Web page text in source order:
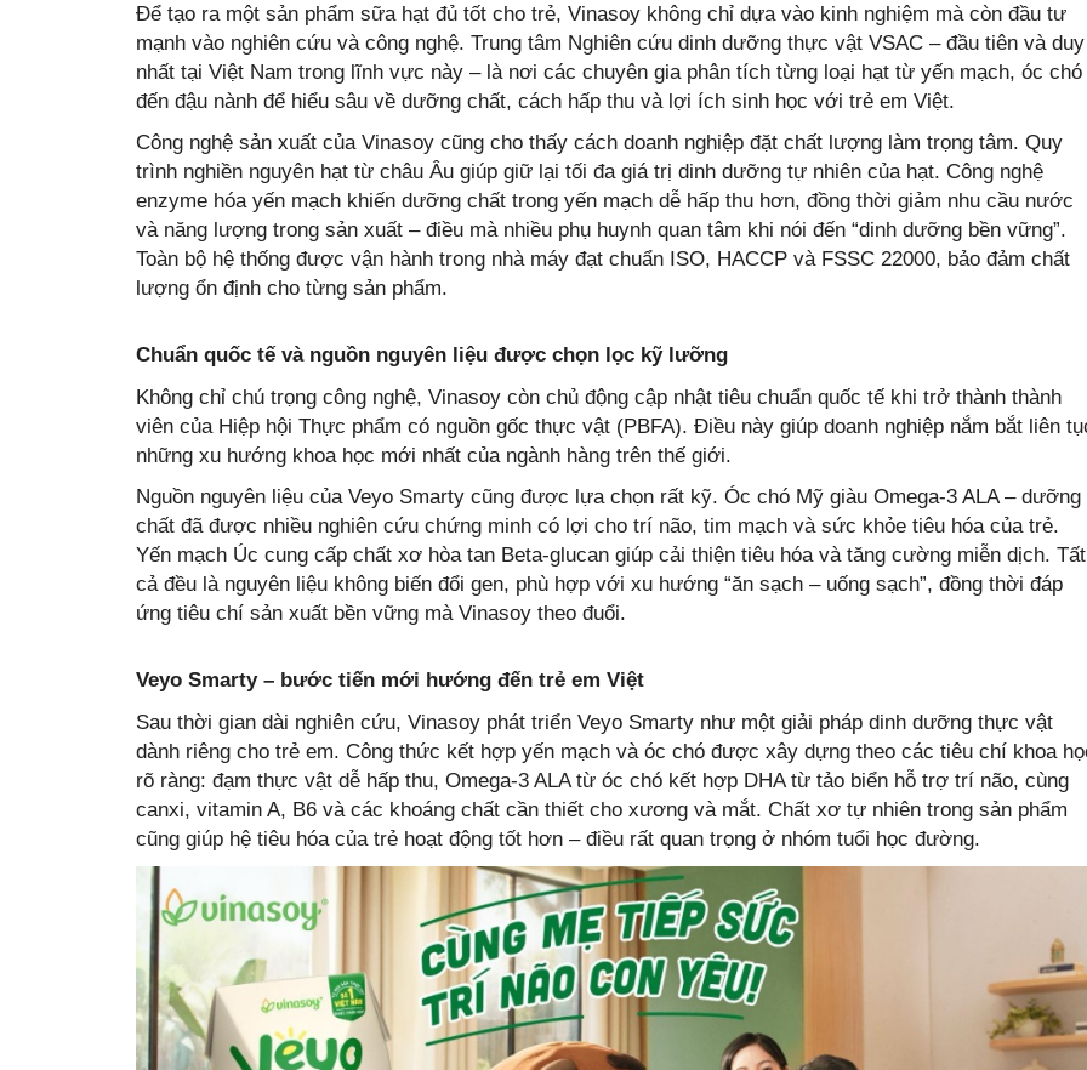
Để tạo ra một sản phẩm sữa hạt đủ tốt cho trẻ, Vinasoy không chỉ dựa vào kinh nghiệm mà còn đầu tư
mạnh vào nghiên cứu và công nghệ. Trung tâm Nghiên cứu dinh dưỡng thực vật VSAC – đầu tiên và duy
nhất tại Việt Nam trong lĩnh vực này – là nơi các chuyên gia phân tích từng loại hạt từ yến mạch, óc chó
đến đậu nành để hiểu sâu về dưỡng chất, cách hấp thu và lợi ích sinh học với trẻ em Việt.
Công nghệ sản xuất của Vinasoy cũng cho thấy cách doanh nghiệp đặt chất lượng làm trọng tâm. Quy
trình nghiền nguyên hạt từ châu Âu giúp giữ lại tối đa giá trị dinh dưỡng tự nhiên của hạt. Công nghệ
enzyme hóa yến mạch khiến dưỡng chất trong yến mạch dễ hấp thu hơn, đồng thời giảm nhu cầu nước
và năng lượng trong sản xuất – điều mà nhiều phụ huynh quan tâm khi nói đến “dinh dưỡng bền vững”.
Toàn bộ hệ thống được vận hành trong nhà máy đạt chuẩn ISO, HACCP và FSSC 22000, bảo đảm chất
lượng ổn định cho từng sản phẩm.
Chuẩn quốc tế và nguồn nguyên liệu được chọn lọc kỹ lưỡng
Không chỉ chú trọng công nghệ, Vinasoy còn chủ động cập nhật tiêu chuẩn quốc tế khi trở thành thành
viên của Hiệp hội Thực phẩm có nguồn gốc thực vật (PBFA). Điều này giúp doanh nghiệp nắm bắt liên
những xu hướng khoa học mới nhất của ngành hàng trên thế giới.
Nguồn nguyên liệu của Veyo Smarty cũng được lựa chọn rất kỹ. Óc chó Mỹ giàu Omega-3 ALA – dưỡng
chất đã được nhiều nghiên cứu chứng minh có lợi cho trí não, tim mạch và sức khỏe tiêu hóa của trẻ.
Yến mạch Úc cung cấp chất xơ hòa tan Beta-glucan giúp cải thiện tiêu hóa và tăng cường miễn dịch. Tất
cả đều là nguyên liệu không biến đổi gen, phù hợp với xu hướng “ăn sạch – uống sạch”, đồng thời đáp
ứng tiêu chí sản xuất bền vững mà Vinasoy theo đuổi.
Veyo Smarty – bước tiến mới hướng đến trẻ em Việt
Sau thời gian dài nghiên cứu, Vinasoy phát triển Veyo Smarty như một giải pháp dinh dưỡng thực vật
dành riêng cho trẻ em. Công thức kết hợp yến mạch và óc chó được xây dựng theo các tiêu chí khoa
rõ ràng: đạm thực vật dễ hấp thu, Omega-3 ALA từ óc chó kết hợp DHA từ tảo biển hỗ trợ trí não, cùng
canxi, vitamin A, B6 và các khoáng chất cần thiết cho xương và mắt. Chất xơ tự nhiên trong sản phẩm
cũng giúp hệ tiêu hóa của trẻ hoạt động tốt hơn – điều rất quan trọng ở nhóm tuổi học đường.